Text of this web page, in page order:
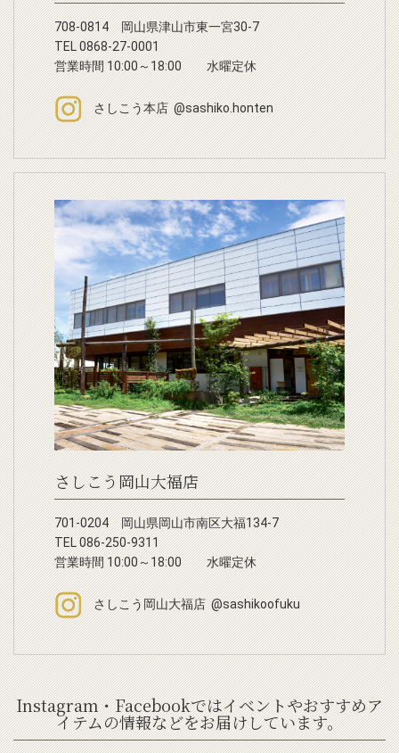
708-0814 岡山県津山市東一宮30-7
TEL 0868-27-0001
営業時間 10:00～18:00 水曜定休
さしこう本店 @sashiko.honten
さしこう岡山大福店
701-0204 岡山県岡山市南区大福134-7
TEL 086-250-9311
営業時間 10:00～18:00 水曜定休
さしこう岡山大福店 @sashikoofuku
Instagram・Facebookではイベントやおすすめア
イテムの情報などをお届けしています。